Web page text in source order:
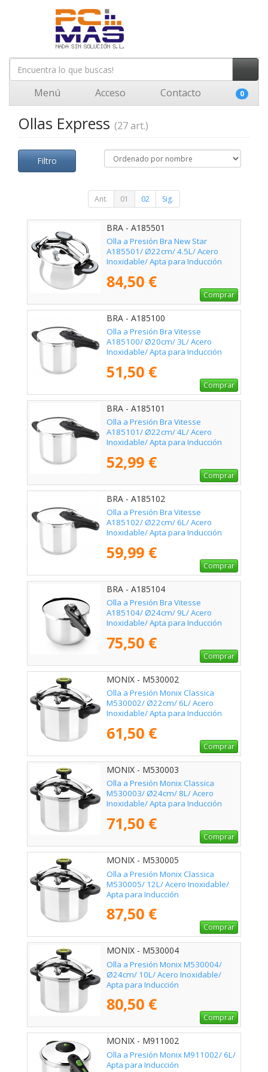
Menú Acceso Contacto 0
Ollas Express (27 art.)
Filtro
Ant. 01 02 Sig.
BRA - A185501
Olla a Presión Bra New Star
A185501/ Ø22cm/ 4.5L/ Acero
Inoxidable/ Apta para Inducción
84,50 €
Comprar
BRA - A185100
Olla a Presión Bra Vitesse
A185100/ Ø20cm/ 3L/ Acero
Inoxidable/ Apta para Inducción
51,50 €
Comprar
BRA - A185101
Olla a Presión Bra Vitesse
A185101/ Ø22cm/ 4L/ Acero
Inoxidable/ Apta para Inducción
52,99 €
Comprar
BRA - A185102
Olla a Presión Bra Vitesse
A185102/ Ø22cm/ 6L/ Acero
Inoxidable/ Apta para Inducción
59,99 €
Comprar
BRA - A185104
Olla a Presión Bra Vitesse
A185104/ Ø24cm/ 9L/ Acero
Inoxidable/ Apta para Inducción
75,50 €
Comprar
MONIX - M530002
Olla a Presión Monix Classica
M530002/ Ø22cm/ 6L/ Acero
Inoxidable/ Apta para Inducción
61,50 €
Comprar
MONIX - M530003
Olla a Presión Monix Classica
M530003/ Ø24cm/ 8L/ Acero
Inoxidable/ Apta para Inducción
71,50 €
Comprar
MONIX - M530005
Olla a Presión Monix Classica
M530005/ 12L/ Acero Inoxidable/
Apta para Inducción
87,50 €
Comprar
MONIX - M530004
Olla a Presión Monix M530004/
Ø24cm/ 10L/ Acero Inoxidable/
Apta para Inducción
80,50 €
Comprar
MONIX - M911002
Olla a Presión Monix M911002/ 6L/
Apta para Inducción